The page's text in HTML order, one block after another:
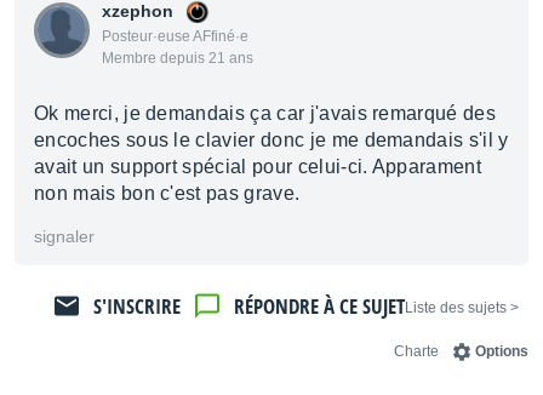
xzephon
Posteur·euse AFfiné·e
Membre depuis 21 ans
Ok merci, je demandais ça car j'avais remarqué des
encoches sous le clavier donc je me demandais s'il y
avait un support spécial pour celui-ci. Apparament
non mais bon c'est pas grave.
signaler
< Liste des sujets
RÉPONDRE À CE SUJET
S'INSCRIRE
Options
Charte